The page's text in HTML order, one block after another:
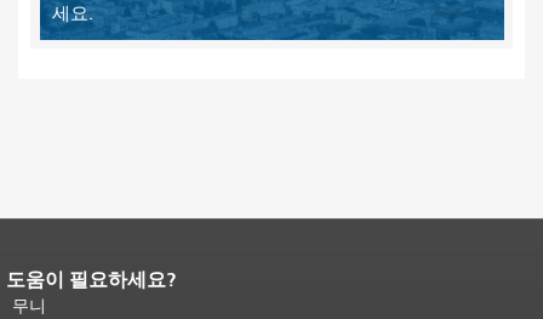
세요.
페이지 내용 끝입니다.이 페이지의 나
머지 내용은 모든 페이지에 반복됩니
도움이 필요하세요?
무니